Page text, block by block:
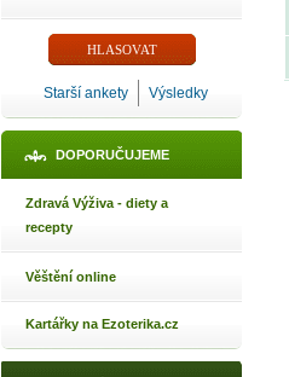
Starší ankety Výsledky
DOPORUČUJEME
Zdravá Výživa - diety a
recepty
Věštění online
Kartářky na Ezoterika.cz